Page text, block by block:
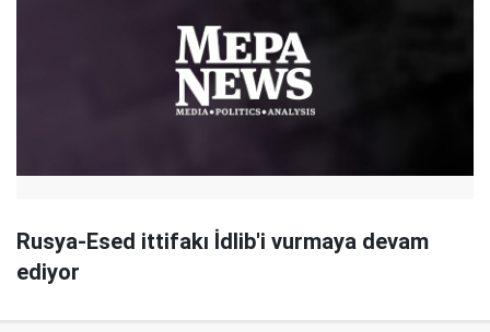
Rusya-Esed ittifakı İdlib'i vurmaya devam
ediyor